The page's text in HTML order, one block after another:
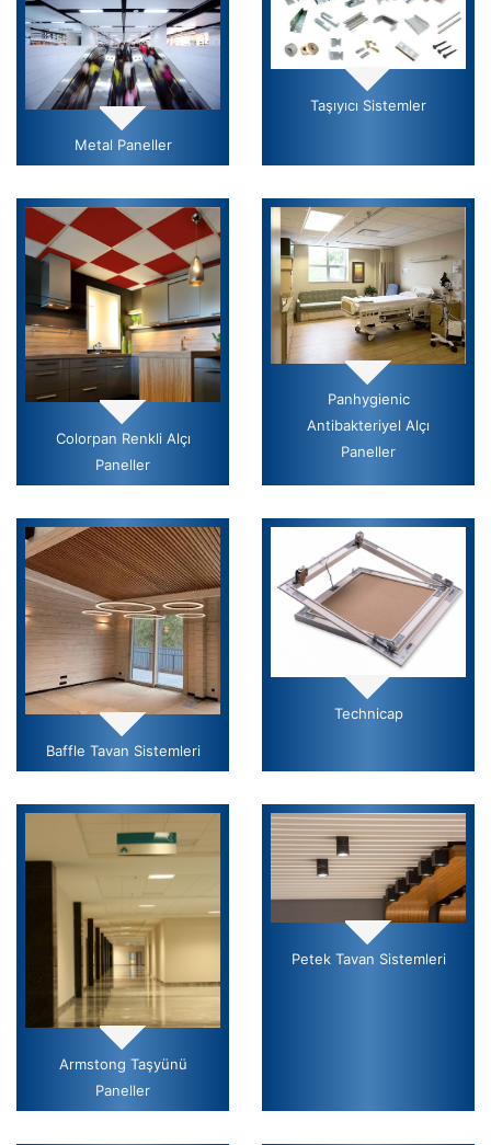
Metal Paneller
Taşıyıcı Sistemler
Colorpan Renkli Alçı
Paneller
Panhygienic
Antibakteriyel Alçı
Paneller
Baffle Tavan Sistemleri
Technicap
Armstong Taşyünü
Paneller
Petek Tavan Sistemleri